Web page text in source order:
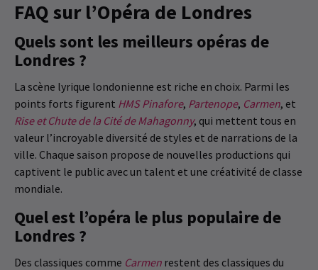
FAQ sur l’Opéra de Londres
Quels sont les meilleurs opéras de
Londres ?
La scène lyrique londonienne est riche en choix. Parmi les
points forts figurent HMS Pinafore, Partenope, Carmen, et
Rise et Chute de la Cité de Mahagonny, qui mettent tous en
valeur l’incroyable diversité de styles et de narrations de la
ville. Chaque saison propose de nouvelles productions qui
captivent le public avec un talent et une créativité de classe
mondiale.
Quel est l’opéra le plus populaire de
Londres ?
Des classiques comme Carmen restent des classiques du